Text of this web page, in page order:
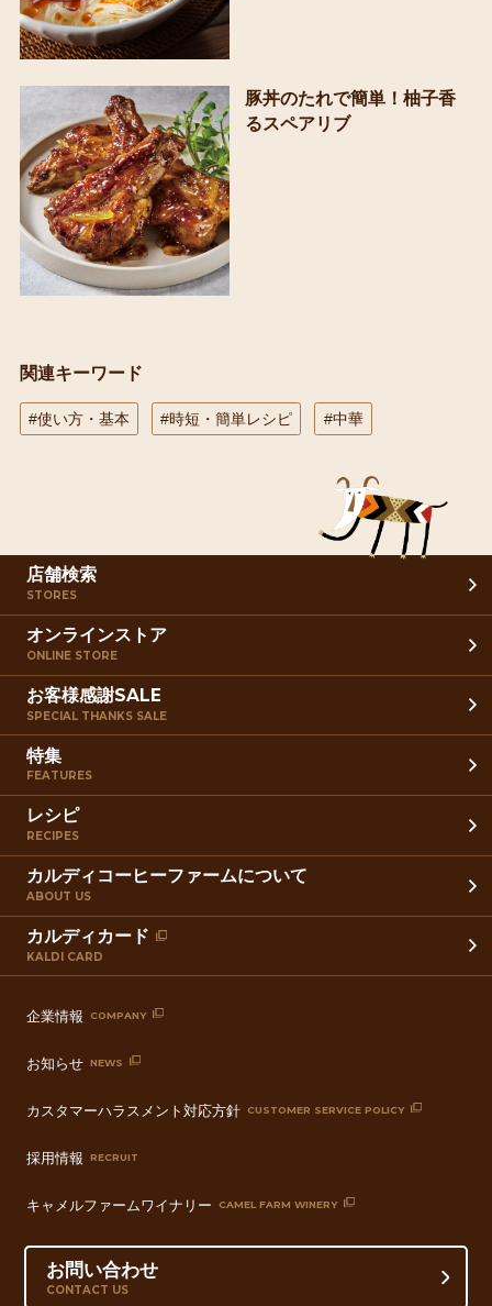
豚丼のたれで簡単！柚子香
るスペアリブ
関連キーワード
#使い方・基本 #時短・簡単レシピ #中華
店舗検索
STORES
オンラインストア
ONLINE STORE
お客様感謝SALE
SPECIAL THANKS SALE
特集
FEATURES
レシピ
RECIPES
カルディコーヒーファームについて
ABOUT US
カルディカード
KALDI CARD
企業情報 COMPANY
お知らせ NEWS
カスタマーハラスメント対応方針 CUSTOMER SERVICE POLICY
採用情報 RECRUIT
キャメルファームワイナリー CAMEL FARM WINERY
お問い合わせ
CONTACT US